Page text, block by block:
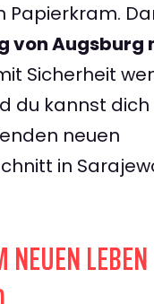
Papierkram.
von Augsburg
Sicherheit
du kannst
neuen
in